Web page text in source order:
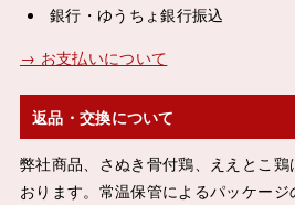
銀行・ゆうちょ銀行振込
→ お支払いについて
返品・交換について
弊社商品、さぬき骨付鶏、ええとこ
おります。常温保管によるパッケー